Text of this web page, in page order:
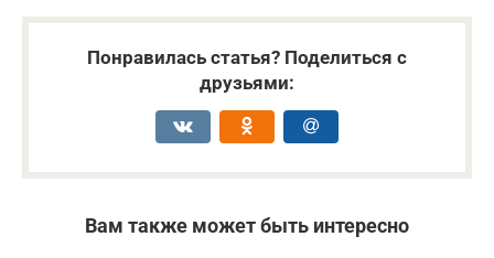
Понравилась статья? Поделиться с
друзьями:
Вам также может быть интересно